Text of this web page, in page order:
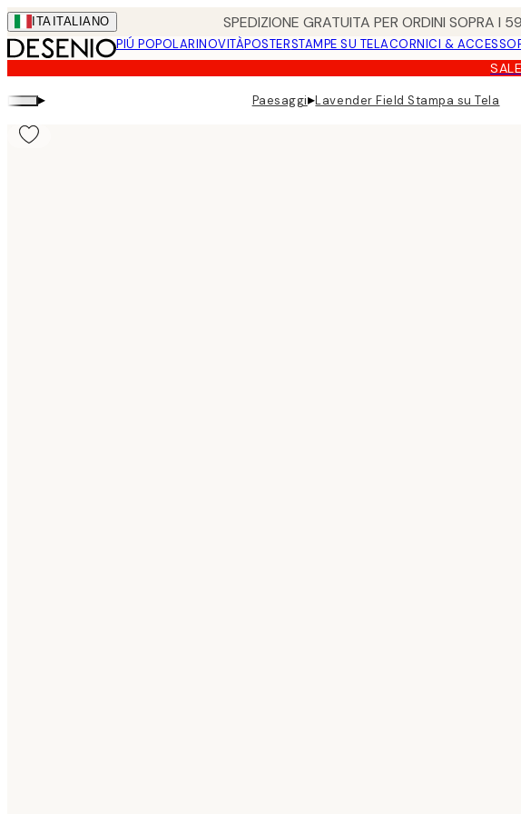
Skip
to
main
content.
ITA ITALIANO SPEDIZIONE GRATUITA PER ORDINI SOPRA I
PIÚ POPOLARINOVITÀPOSTERSTAMPE SU TELACORNICI &
▸ Paesaggi▸Lavender Field Stampa su Tela